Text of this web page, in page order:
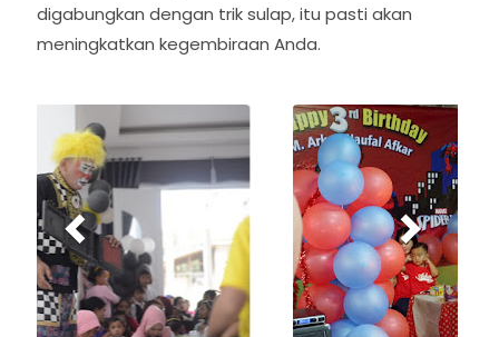
digabungkan dengan trik sulap, itu pasti akan
meningkatkan kegembiraan Anda.
P
r
e
v
i
o
u
s
N
e
x
t